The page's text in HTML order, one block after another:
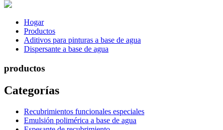
Hogar
Productos
Aditivos para pinturas a base de agua
Dispersante a base de agua
productos
Categorías
Recubrimientos funcionales especiales
Emulsión polimérica a base de agua